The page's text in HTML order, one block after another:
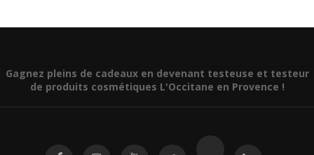
Gagnez pleins de cadeaux en devenant testeuse et testeur
de produits cosmétiques L'Occitane en Provence !